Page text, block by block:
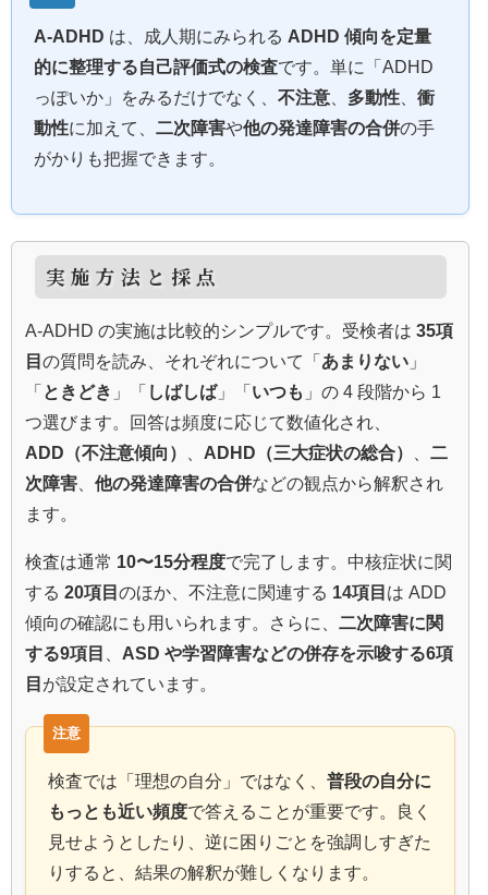
A-ADHD は、成人期にみられる ADHD 傾向を定量
的に整理する自己評価式の検査です。単に「ADHD
っぽいか」をみるだけでなく、 不注意 多動性
衝
動性に加えて、 二次障害や他の発達障害の合併の手
がかりも把握できます。
実施方法と採点
A-ADHD の実施は比較的シンプルです。受検者は 35項
目 の質問を読み、それぞれについて「 あまりない 」
「 ときどき 」「 しばしば」「 いつも 」の 4 段階から 1
つ選びます。回答は頻度に応じて数値化され、
ADD（不注意傾向）
ADHD（三大症状の総合）
二
次障害
他の発達障害の合併などの観点から解釈され
ます。
検査は通常 10〜15分程度で完了します。中核症状に関
する 20項目 のほか、不注意に関連する 14項目 は ADD
傾向の確認にも用いられます。さらに、 二次障害に関
する9項目
ASD や学習障害などの併存を示唆する6項
目 が設定されています。
検査では「理想の自分」ではなく、 普段の自分に
もっとも近い頻度で答えることが重要です。良く
見せようとしたり、逆に困りごとを強調しすぎた
りすると、結果の解釈が難しくなります。